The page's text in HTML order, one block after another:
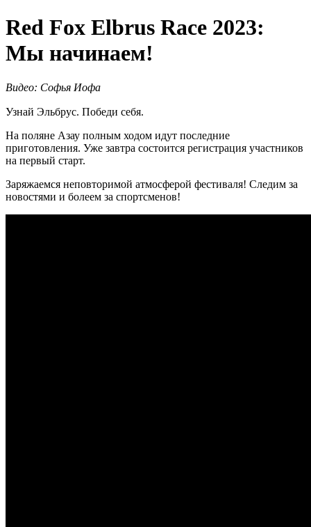
Red Fox Elbrus Race 2023:
Мы начинаем!
Видео: Софья Иофа
Узнай Эльбрус. Победи себя. ⠀
На поляне Азау полным ходом идут последние
приготовления. Уже завтра состоится регистрация участников
на первый старт.
Заряжаемся неповторимой атмосферой фестиваля! Следим за
новостями и болеем за спортсменов!